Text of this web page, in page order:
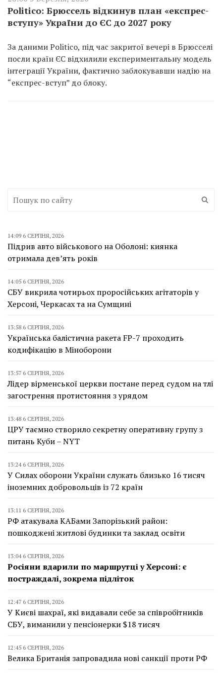
Politico: Брюссель відкинув план «експрес-
вступу» України до ЄС до 2027 року
За даними Politico, під час закритої вечері в Брюсселі
посли країн ЄС відхилили експериментальну модель
інтеграції України, фактично заблокувавши надію на
“експрес-вступ” до блоку.
14:09 6 СЕРПНЯ, 2026
Підрив авто військового на Оболоні: киянка
отримала дев’ять років
14:05 6 СЕРПНЯ, 2026
СБУ викрила чотирьох проросійських агітаторів у
Херсоні, Черкасах та на Сумщині
13:58 6 СЕРПНЯ, 2026
Українська балістична ракета FP-7 проходить
кодифікацію в Міноборони
13:57 6 СЕРПНЯ, 2026
Лідер вірменської церкви постане перед судом на тлі
загострення протистояння з урядом
13:48 6 СЕРПНЯ, 2026
ЦРУ таємно створило секретну оперативну групу з
питань Куби – NYT
13:24 6 СЕРПНЯ, 2026
У Силах оборони України служать близько 16 тисяч
іноземних добровольців із 72 країн
13:11 6 СЕРПНЯ, 2026
РФ атакувала КАБами Запорізький район:
пошкоджені житлові будинки та заклад освіти
13:04 6 СЕРПНЯ, 2026
Росіяни вдарили по маршрутці у Херсоні: є
постраждалі, зокрема підліток
12:47 6 СЕРПНЯ, 2026
У Києві шахраї, які видавали себе за співробітників
СБУ, виманили у пенсіонерки $18 тисяч
12:45 6 СЕРПНЯ, 2026
Велика Британія запровадила нові санкції проти РФ